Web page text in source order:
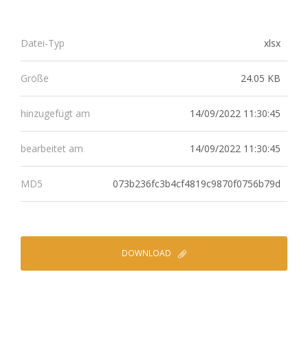
Datei-Typ xlsx
Größe 24.05 KB
hinzugefügt am 14/09/2022 11:30:45
bearbeitet am 14/09/2022 11:30:45
MD5 073b236fc3b4cf4819c9870f0756b79d
DOWNLOAD